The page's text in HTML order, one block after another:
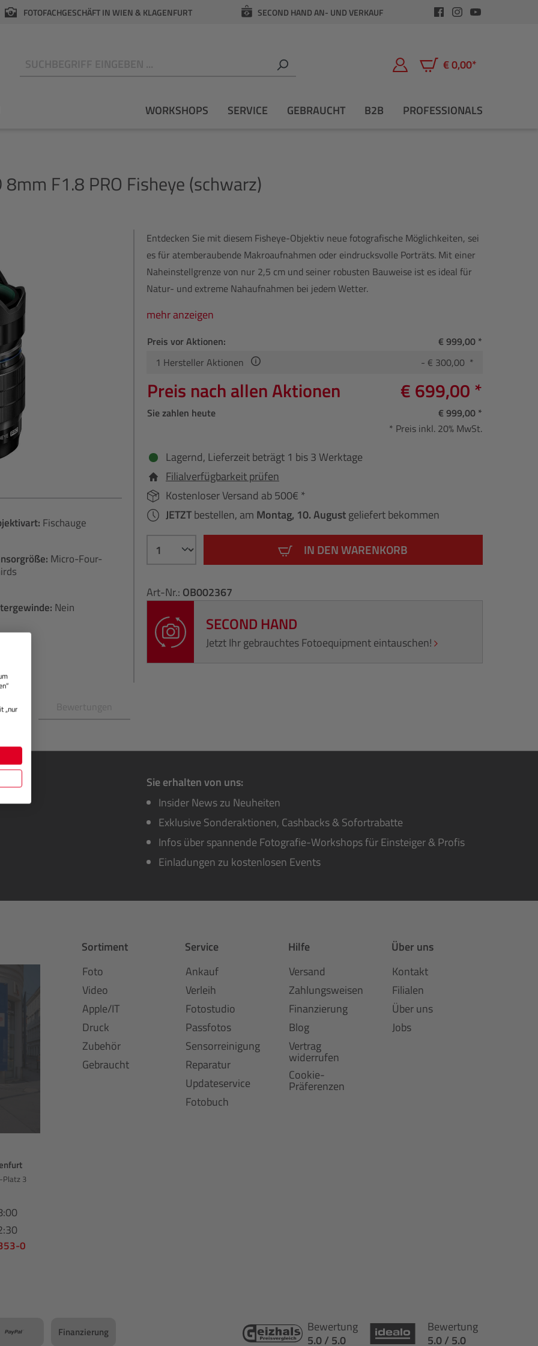
FOTOFACHGESCHÄFT IN WIEN & KLAGENFURT SECOND HAND AN- UND VERKAUF
€ 0,00*
Warenkorb enthält 0
WORKSHOPS SERVICE GEBRAUCHT B2B PROFESSIONALS
F1.8 PRO Fisheye (schwarz)
Fischauge
Micro-Four-
Nein
Entdecken Sie mit diesem Fisheye-Objektiv neue fotografische Möglichkeiten, sei
es für atemberaubende Makroaufnahmen oder eindrucksvolle Porträts. Mit einer
Naheinstellgrenze von nur 2,5 cm und seiner robusten Bauweise ist es ideal für
Natur- und extreme Nahaufnahmen bei jedem Wetter.
mehr anzeigen
Preis vor Aktionen:
€ 999,00 *
1 Hersteller Aktionen - € 300,00 *
Preis nach allen Aktionen € 699,00 *
Sie zahlen heute
€ 999,00 *
* Preis inkl. 20% MwSt.
Lagernd, Lieferzeit beträgt 1 bis 3 Werktage
Filialverfügbarkeit prüfen
Kostenloser Versand ab 500€ *
JETZTbestellen, am Montag, 10. Augustgeliefert bekommen
IN DEN WARENKORB
Art-Nr.: OB002367
SECOND HAND
Jetzt Ihr gebrauchtes Fotoequipment eintauschen!
Bewertungen
Sie erhalten von uns:
Insider News zu Neuheiten
Exklusive Sonderaktionen, Cashbacks & Sofortrabatte
Infos über spannende Fotografie-Workshops für Einsteiger & Profis
Einladungen zu kostenlosen Events
Platz 3
0
Sortiment
Foto
Video
Apple/IT
Druck
Zubehör
Gebraucht
Service
Ankauf
Verleih
Fotostudio
Passfotos
Sensorreinigung
Reparatur
Updateservice
Fotobuch
Hilfe
Versand
Zahlungsweisen
Finanzierung
Blog
Vertrag
widerrufen
Cookie-
Präferenzen
Über uns
Kontakt
Filialen
Über uns
Jobs
Finanzierung
Bewertung
5.0 / 5.0
Bewertung
5.0 / 5.0
„nur